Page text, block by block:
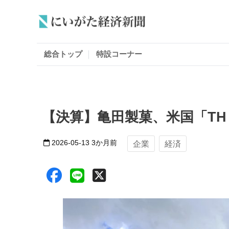
総合トップ 特設コーナー
【決算】亀田製菓、米国「
2026-05-13 3か月前 企業 経済